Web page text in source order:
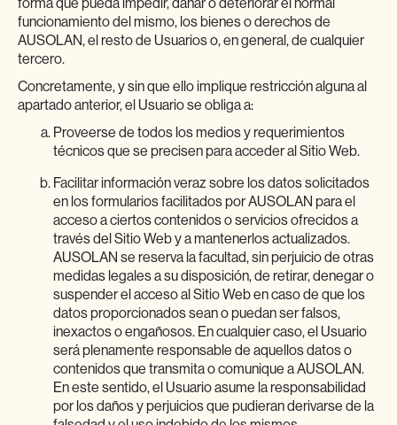
forma que pueda impedir, dañar o deteriorar el normal
funcionamiento del mismo, los bienes o derechos de
AUSOLAN, el resto de Usuarios o, en general, de cualquier
tercero.
Concretamente, y sin que ello implique restricción alguna al
apartado anterior, el Usuario se obliga a:
Proveerse de todos los medios y requerimientos
técnicos que se precisen para acceder al Sitio Web.
Facilitar información veraz sobre los datos solicitados
en los formularios facilitados por AUSOLAN para el
acceso a ciertos contenidos o servicios ofrecidos a
través del Sitio Web y a mantenerlos actualizados.
AUSOLAN se reserva la facultad, sin perjuicio de otras
medidas legales a su disposición, de retirar, denegar o
suspender el acceso al Sitio Web en caso de que los
datos proporcionados sean o puedan ser falsos,
inexactos o engañosos. En cualquier caso, el Usuario
será plenamente responsable de aquellos datos o
contenidos que transmita o comunique a AUSOLAN.
En este sentido, el Usuario asume la responsabilidad
por los daños y perjuicios que pudieran derivarse de la